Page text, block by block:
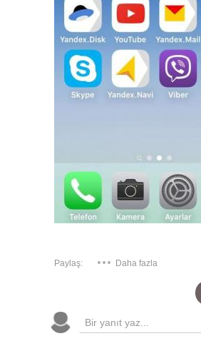
Paylaş: Daha fazla